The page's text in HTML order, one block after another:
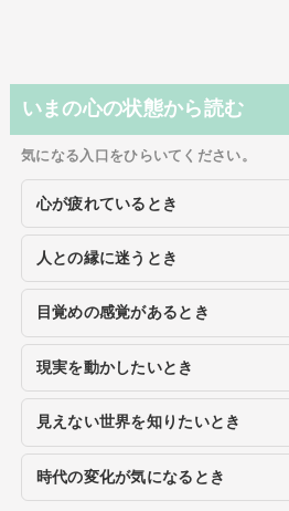
いまの心の状態から読む
気になる入口をひらいてください。
心が疲れているとき
人との縁に迷うとき
目覚めの感覚があるとき
現実を動かしたいとき
見えない世界を知りたいとき
時代の変化が気になるとき